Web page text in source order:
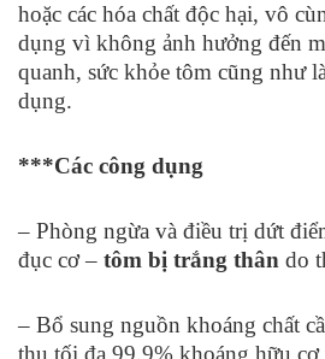
hoặc các hóa chất độc hại, vô
dụng vì không ảnh hưởng đến
quanh, sức khỏe tôm cũng như
dụng.
***Các công dụng
– Phòng ngừa và điều trị dứt
đục cơ – tôm bị trắng thân do
– Bổ sung nguồn khoáng chất
thụ tối đa 99.9% khoáng hữu cơ